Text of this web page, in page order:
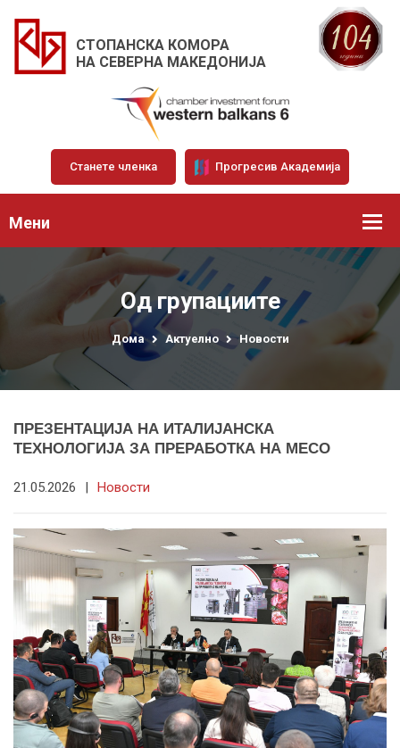
СТОПАНСКА КОМОРА
НА СЕВЕРНА МАКЕДОНИЈА
Станете членка Прогресив Академија
Мени
Од групациите
Дома Актуелно Новости
ПРЕЗЕНТАЦИЈА НА ИТАЛИЈАНСКА
ТЕХНОЛОГИЈА ЗА ПРЕРАБОТКА НА МЕСО
21.05.2026 | Новости